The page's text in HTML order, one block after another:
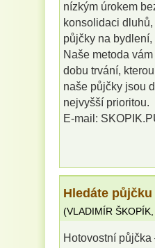
nízkým úrokem
konsolidaci
půjčky na
Naše metoda
dobu trvání,
naše půjčky jsou
nejvyšší prioritou.
E-mail:
Hledáte
(VLADIMÍR ŠKOPÍK
Hotovostní